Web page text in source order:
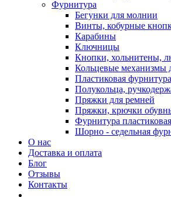
Фурнитура
Бегунки для молнии
Винты, кобурные
Карабины
Ключницы
Кнопки, хольнитены,
Кольцевые механизмы
Пластиковая
Полукольца,
Пряжки для ремней
Пряжки, крючки
Фурнитура
Шорно - седельная
О нас
Доставка и оплата
Блог
Отзывы
Контакты